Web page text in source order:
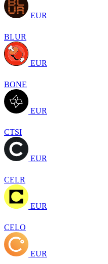
EUR
BLUR
EUR
BONE
EUR
CTSI
EUR
CELR
EUR
CELO
EUR